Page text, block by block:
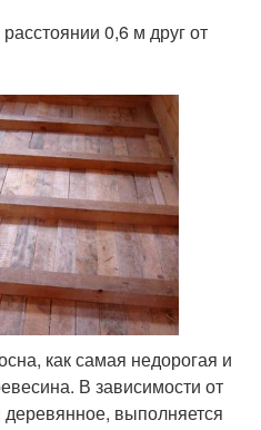
0,6 м друг от
как самая недорогая и
В зависимости от
деревянное, выполняется